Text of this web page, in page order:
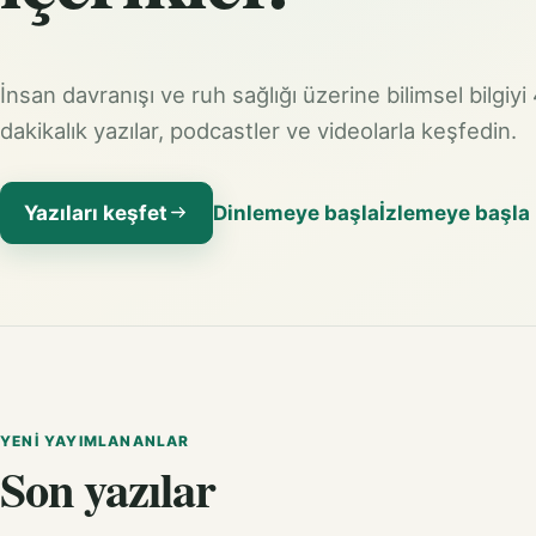
İnsan davranışı ve ruh sağlığı üzerine bilimsel bilgiyi
dakikalık yazılar, podcastler ve videolarla keşfedin.
Yazıları keşfet Dinlemeye başlaİzlemeye başla
YENI YAYIMLANANLAR
Son yazılar